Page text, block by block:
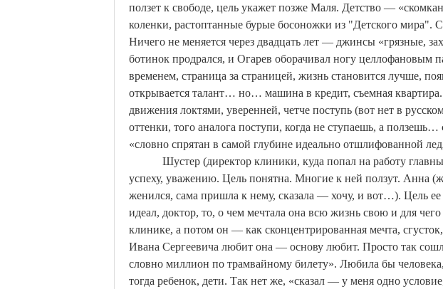
ползет к свободе, цель укажет позже Маля. Детство —
коленки, растоптанные бурые босоножки из "Детского
Ничего не меняется через двадцать лет — джинсы «грязные,
ботинок продрался, и Огарев оборачивал ногу целлофановым
временем, страница за страницей, жизнь становится лучше,
открывается талант… но… машина в кредит, съемная квартира.
движения локтями, уверенней, четче поступь (вот нет в
оттенки, того аналога поступи, когда не ступаешь, а
«словно спрятан в самой глубине идеально отшлифованной
Шустер (директор клиники, куда попал на работу
успеху, уважению. Цель понятна. Многие к ней ползут. Анна
женился, сама пришла к нему, сказала — хочу, и вот…). Цель
идеал, доктор, то, о чем мечтала она всю жизнь свою и для чего
клинике, а потом он — как сконцентрированная мечта,
Ивана Сергеевича любит она — основу любит. Просто так
словно миллион по трамвайному билету». Любила бы
тогда ребенок, дети. Так нет же, «сказал — у меня одно